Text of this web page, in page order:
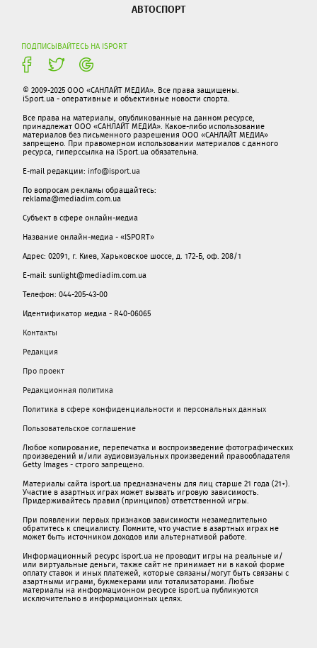
АВТОСПОРТ
ПОДПИСЫВАЙТЕСЬ НА ISPORT
© 2009-2025 ООО «САНЛАЙТ МЕДИА». Все права защищены.
iSport.ua - оперативные и объективные новости спорта.
Все права на материалы, опубликованные на данном ресурсе,
принадлежат ООО «САНЛАЙТ МЕДИА». Какое-либо использование
материалов без письменного разрешения ООО «САНЛАЙТ МЕДИА»
запрещено. При правомерном использовании материалов с данного
ресурса, гиперссылка на iSport.ua обязательна.
E-mail редакции: info@isport.ua
По вопросам рекламы обращайтесь:
reklama@mediadim.com.ua
Субъект в сфере онлайн-медиа
Название онлайн-медиа - «ISPORT»
Адрес: 02091, г. Киев, Харьковское шоссе, д. 172-Б, оф. 208/1
E-mail: sunlight@mediadim.com.ua
Телефон: 044-205-43-00
Идентификатор медиа - R40-06065
Контакты
Редакция
Про проект
Редакционная политика
Политика в сфере конфиденциальности и персональных данных
Пользовательское соглашение
Любое копирование, перепечатка и воспроизведение фотографических
произведений и/или аудиовизуальных произведений правообладателя
Getty Images - строго запрещено.
Материалы сайта isport.ua предназначены для лиц старше 21 года (21+).
Участие в азартных играх может вызвать игровую зависимость.
Придерживайтесь правил (принципов) ответственной игры.
При появлении первых признаков зависимости незамедлительно
обратитесь к специалисту. Помните, что участие в азартных играх не
может быть источником доходов или альтернативой работе.
Информационный ресурс isport.ua не проводит игры на реальные и/
или виртуальные деньги, также сайт не принимает ни в какой форме
oплaту ставок и иных платежей, которые связаны/могут быть связаны c
азартными игрaми, букмекерами или тотализаторами. Любые
материалы на информационном ресурсе isport.ua публикуютcя
исключительно в информационных целях.